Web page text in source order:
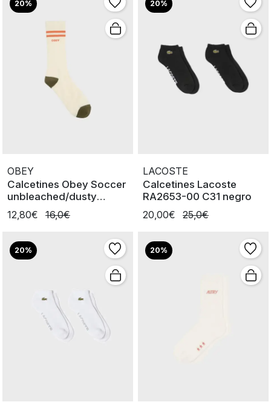
20%
OBEY
Calcetines Obey Soccer
unbleached/dusty
orange
12,80€ 16,0€
20%
LACOSTE
Calcetines Lacoste
RA2653-00 C31 negro
20,00€
25,0€
20% 20%